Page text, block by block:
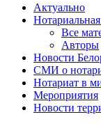
Актуально
Все
Авторы
Новости
СМИ о
Нотариат в
Мероприятия
Новости